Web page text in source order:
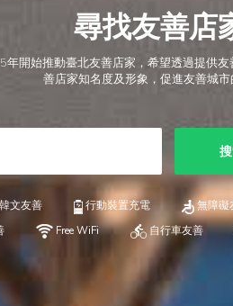
尋找友善店
開始推動臺北友善店家，希望透過提供
善店家知名度及形象，促進友善城市
韓文友善 行動裝置充電 無障礙
Free WiFi 自行車友善